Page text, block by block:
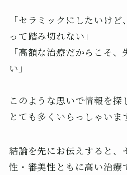
「セラミックにしたいけ
って踏み切れない」
「高額な治療だからこそ
い」
このような思いで情報を探
とても多くいらっしゃいま
結論を先にお伝えすると、
性・審美性ともに高い治療